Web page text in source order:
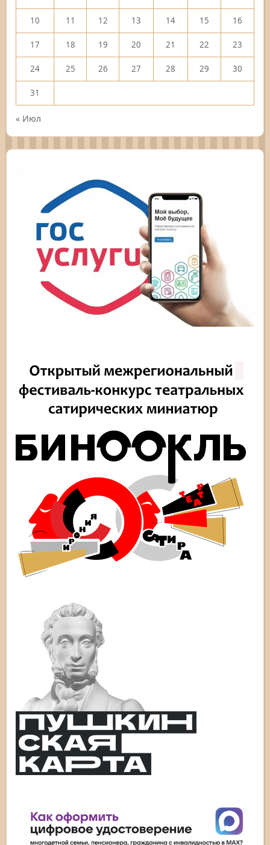
10 11 12 13 14 15 16
17 18 19 20 21 22 23
24 25 26 27 28 29 30
31
« Июл